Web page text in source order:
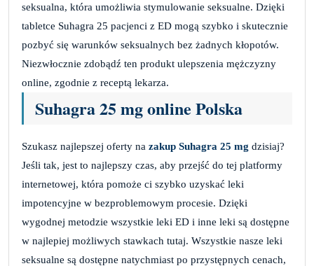
seksualna, która umożliwia stymulowanie seksualne. Dzięki
tabletce Suhagra 25 pacjenci z ED mogą szybko i skutecznie
pozbyć się warunków seksualnych bez żadnych kłopotów.
Niezwłocznie zdobądź ten produkt ulepszenia mężczyzny
online, zgodnie z receptą lekarza.
Suhagra 25 mg online Polska
Szukasz najlepszej oferty na zakup Suhagra 25 mg dzisiaj?
Jeśli tak, jest to najlepszy czas, aby przejść do tej platformy
internetowej, która pomoże ci szybko uzyskać leki
impotencyjne w bezproblemowym procesie. Dzięki
wygodnej metodzie wszystkie leki ED i inne leki są dostępne
w najlepiej możliwych stawkach tutaj. Wszystkie nasze leki
seksualne są dostępne natychmiast po przystępnych cenach,